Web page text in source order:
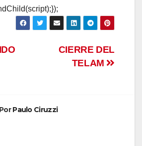
CIERRE DEL
TELAM
PorPaulo Ciruzzi